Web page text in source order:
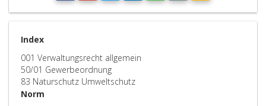
Index
001 Verwaltungsrecht allgemein
50/01 Gewerbeordnung
83 Naturschutz Umweltschutz
Norm